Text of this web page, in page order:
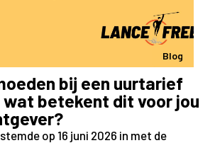
Blog
bij een uurtarief
wat betekent dit voor jou
op 16 juni 2026 in met de